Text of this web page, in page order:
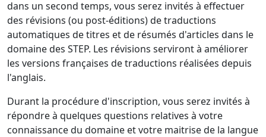
dans un second temps, vous serez invités à effectuer
des révisions (ou post-éditions) de traductions
automatiques de titres et de résumés d'articles dans le
domaine des STEP. Les révisions serviront à améliorer
les versions françaises de traductions réalisées depuis
l'anglais.
Durant la procédure d'inscription, vous serez invités à
répondre à quelques questions relatives à votre
connaissance du domaine et votre maitrise de la langue